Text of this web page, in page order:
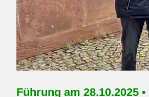
Führung am 28.10.2025